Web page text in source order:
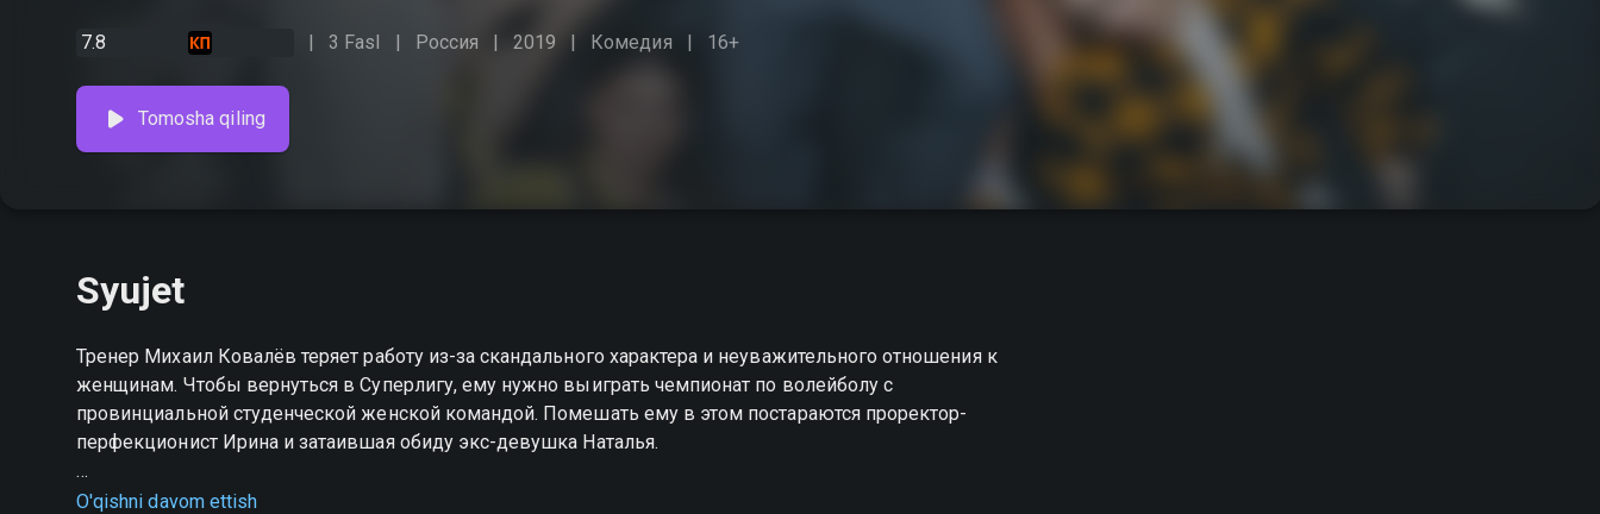
7.8 3 Fasl Россия 2019 Комедия 16+
Tomosha qiling
Syujet
Тренер Михаил Ковалёв теряет работу из-за скандального характера и неуважительного отношения к
женщинам. Чтобы вернуться в Суперлигу, ему нужно выиграть чемпионат по волейболу с
провинциальной студенческой женской командой. Помешать ему в этом постараются проректор-
перфекционист Ирина и затаившая обиду экс-девушка Наталья.
Дылды serialining 3-faslini hophop.tv saytida yuqori HD sifatda mutlaqo bepul onlayn tomosha qilishingiz
O'qishni davom ettish